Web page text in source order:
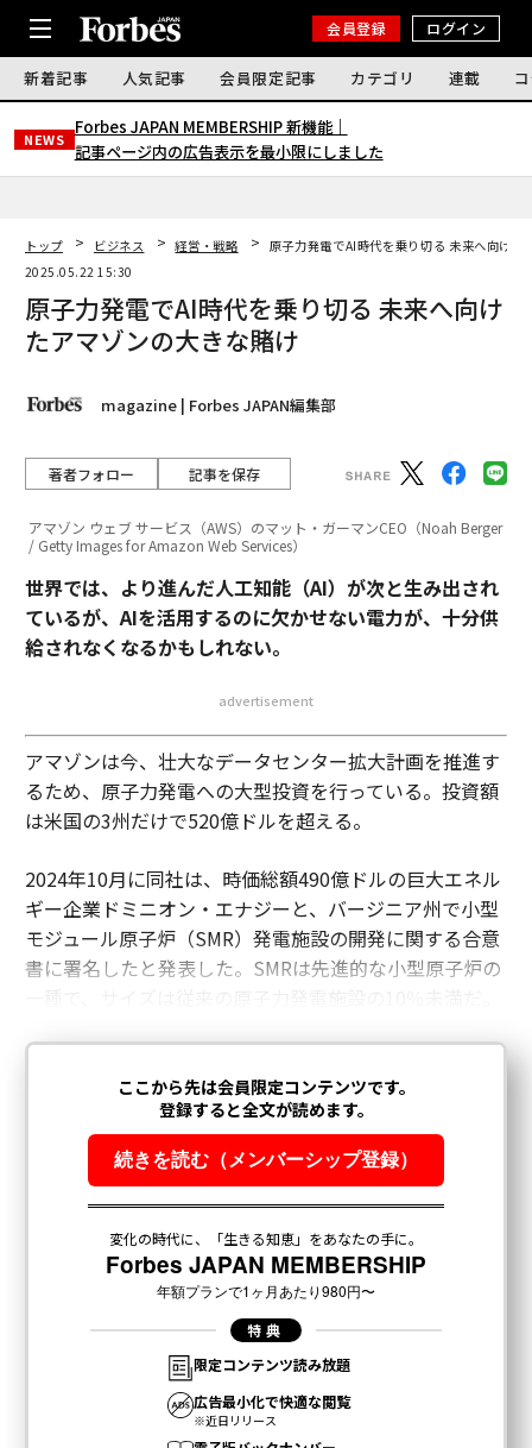
会員登録 ログイン
新着記事 人気記事 会員限定記事 カテゴリ 連載
NEWS
Forbes JAPAN MEMBERSHIP 新機能｜
記事ページ内の広告表示を最小限にしました
トップ ビジネス 経営・戦略
原子力発電でAI時代を乗り切る 未来へ向けた
2025.05.22 15:30
原子力発電でAI時代を乗り切る 未来へ向け
たアマゾンの大きな賭け
magazine | Forbes JAPAN編集部
著者フォロー 記事を保存
アマゾン ウェブ サービス（AWS）のマット・ガーマンCEO（Noah Berger
/ Getty Images for Amazon Web Services）
世界では、より進んだ人工知能（AI）が次と生み出され
ているが、AIを活用するのに欠かせない電力が、十分供
給されなくなるかもしれない。
advertisement
アマゾンは今、壮大なデータセンター拡大計画を推進す
るため、原子力発電への大型投資を行っている。投資額
は米国の3州だけで520億ドルを超える。
2024年10月に同社は、時価総額490億ドルの巨大エネル
ギー企業ドミニオン・エナジーと、バージニア州で小型
モジュール原子炉（SMR）発電施設の開発に関する合意
書に署名したと発表した。SMRは先進的な小型原子炉の